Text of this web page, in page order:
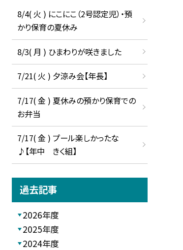
8/4( 火 ) にこにこ（2号認定児）・預
かり保育の夏休み
8/3( 月 ) ひまわりが咲きました
7/21( 火 ) 夕涼み会【年長】
7/17( 金 ) 夏休みの預かり保育での
お弁当
7/17( 金 ) プール楽しかったな
♪【年中 きく組】
過去記事
2026年度
2025年度
2024年度